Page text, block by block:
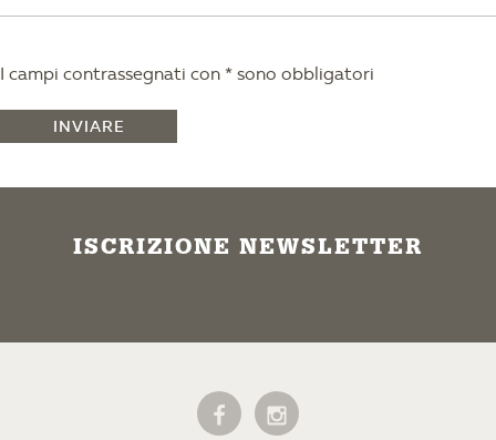
I campi contrassegnati con * sono obbligatori
INVIARE
ISCRIZIONE NEWSLETTER